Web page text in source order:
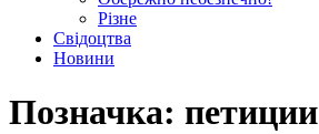
Різне
Свідоцтва
Новини
Позначка: петиции